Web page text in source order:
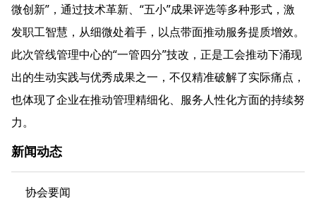
新闻动态
协会要闻
微创新”，通过技术革新、“五小”成果评选等多种形式，激
发职工智慧，从细微处着手，以点带面推动服务提质增效。
此次管线管理中心的“一管四分”技改，正是工会推动下涌现
出的生动实践与优秀成果之一，不仅精准破解了实际痛点，
也体现了企业在推动管理精细化、服务人性化方面的持续努
力。